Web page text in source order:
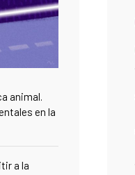
animal.
en la
a la